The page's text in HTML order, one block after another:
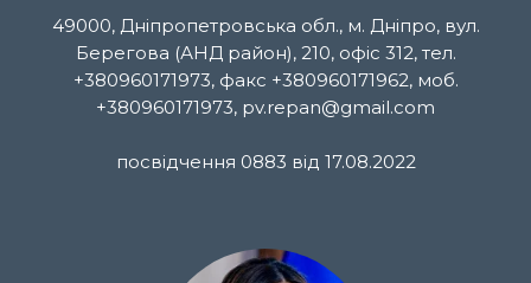
49000, Дніпропетровська обл., м. Дніпро, вул.
Берегова (АНД район), 210, офіс 312, тел.
+380960171973, факс +380960171962, моб.
+380960171973, pv.repan@gmail.com
посвідчення 0883 від 17.08.2022